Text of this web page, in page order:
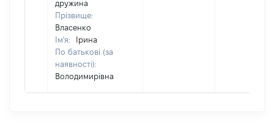
дружина
Прізвище:
Власенко
Ім'я:
Ірина
По батькові (за
наявності):
Володимирівна